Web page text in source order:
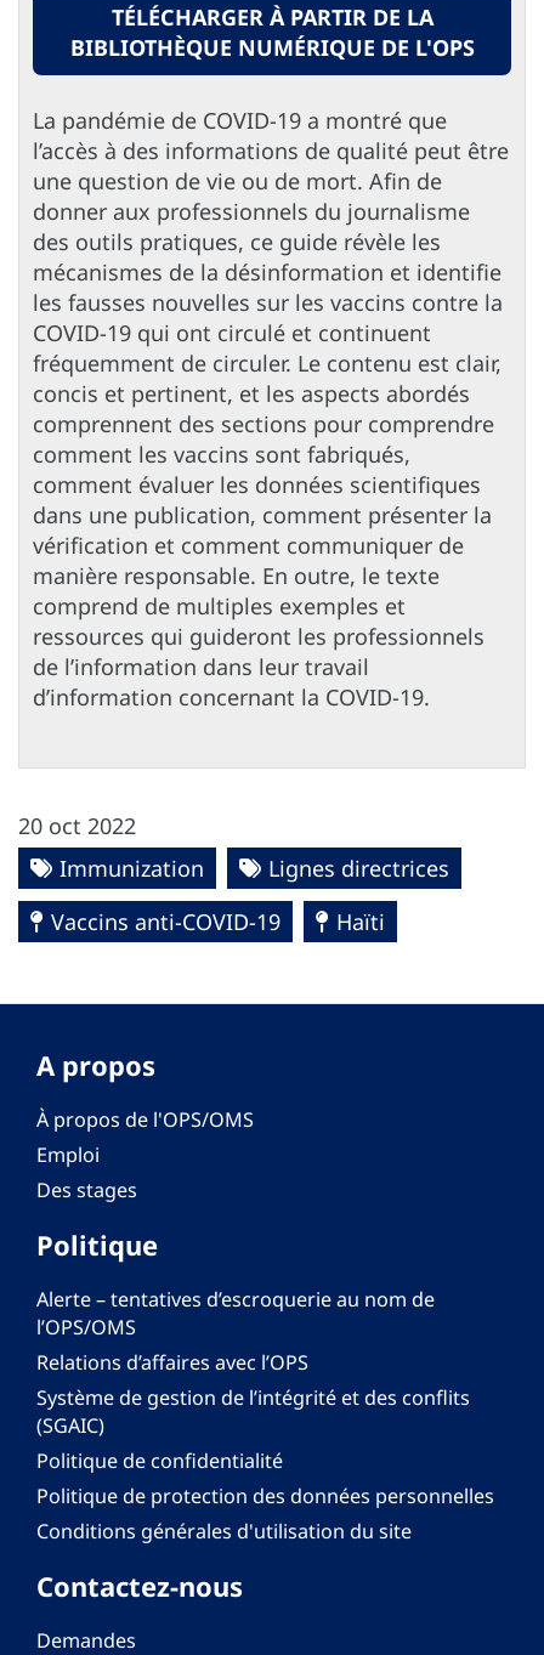
TÉLÉCHARGER À PARTIR DE LA
BIBLIOTHÈQUE NUMÉRIQUE DE L'OPS
La pandémie de COVID-19 a montré que
l’accès à des informations de qualité peut être
une question de vie ou de mort. Afin de
donner aux professionnels du journalisme
des outils pratiques, ce guide révèle les
mécanismes de la désinformation et identifie
les fausses nouvelles sur les vaccins contre la
COVID-19 qui ont circulé et continuent
fréquemment de circuler. Le contenu est clair,
concis et pertinent, et les aspects abordés
comprennent des sections pour comprendre
comment les vaccins sont fabriqués,
comment évaluer les données scientifiques
dans une publication, comment présenter la
vérification et comment communiquer de
manière responsable. En outre, le texte
comprend de multiples exemples et
ressources qui guideront les professionnels
de l’information dans leur travail
d’information concernant la COVID-19.
20 oct 2022
Immunization
Lignes directrices
Vaccins anti-COVID-19
Haïti
A propos
À propos de l'OPS/OMS
Emploi
Des stages
Politique
Alerte – tentatives d’escroquerie au nom de
l’OPS/OMS
Relations d’affaires avec l’OPS
Système de gestion de l’intégrité et des conflits
(SGAIC)
Politique de confidentialité
Politique de protection des données personnelles
Conditions générales d'utilisation du site
Contactez-nous
Demandes